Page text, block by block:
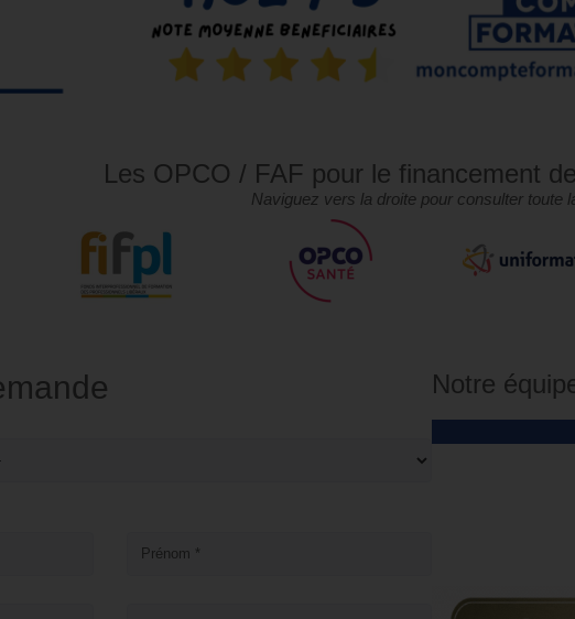
Les OPCO / FAF pour le financement
Naviguez vers la droite pour consulter toute
Notre